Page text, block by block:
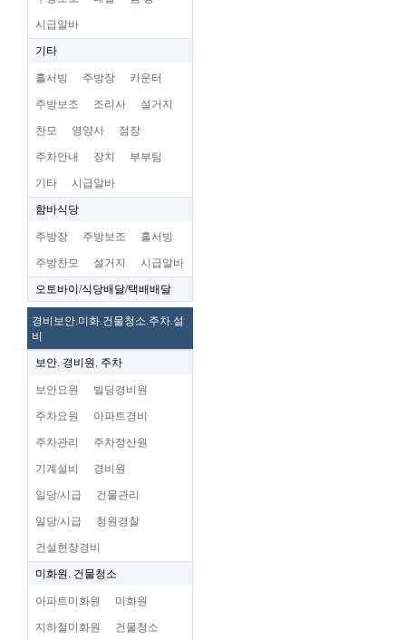
시급알바
기타
홀서빙 주방장 카운터
주방보조 조리사 설거지
찬모 영양사 점장
주차안내 장치 부부팀
기타 시급알바
함바식당
주방장 주방보조 홀서빙
주방찬모 설거지 시급알바
오토바이/식당배달/택배배달
경비보안.미화.건물청소.주차.설
비
보안. 경비원. 주차
보안요원 빌딩경비원
주차요원 아파트경비
주차관리 주차정산원
기계설비 경비원
일당/시급 건물관리
일당/시급 청원경찰
건설현장경비
미화원. 건물청소
아파트미화원 미화원
지하철미화원 건물청소